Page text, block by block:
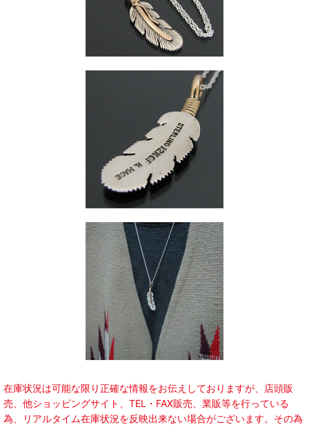
在庫状況は可能な限り正確な情報をお伝えしておりますが、店頭販
売、他ショッピングサイト、TEL・FAX販売、業販等を行っている
為、リアルタイム在庫状況を反映出来ない場合がございます。その為